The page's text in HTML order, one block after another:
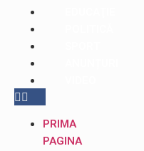
PRIMA
PAGINA